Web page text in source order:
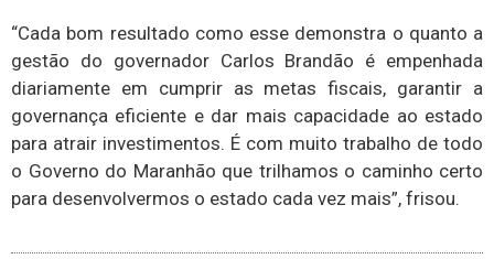
“Cada bom resultado como esse demonstra o quanto a
gestão do governador Carlos Brandão é empenhada
diariamente em cumprir as metas fiscais, garantir a
governança eficiente e dar mais capacidade ao estado
para atrair investimentos. É com muito trabalho de todo
o Governo do Maranhão que trilhamos o caminho certo
para desenvolvermos o estado cada vez mais”, frisou.